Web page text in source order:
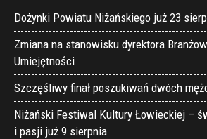
Dożynki Powiatu Niżańskiego już 23
Zmiana na stanowisku dyrektora
Umiejętności
Szczęśliwy finał poszukiwań dwóch
Niżański Festiwal Kultury Łowieckiej –
i pasji już 9 sierpnia